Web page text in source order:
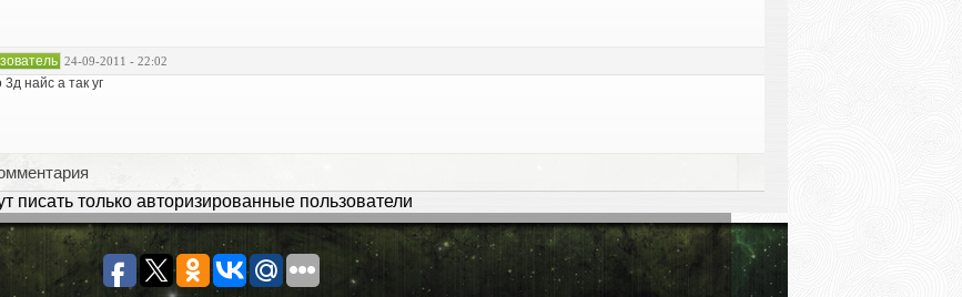
24-09-2011 - 22:02
3д найс а так уг
писать только авторизированные пользователи